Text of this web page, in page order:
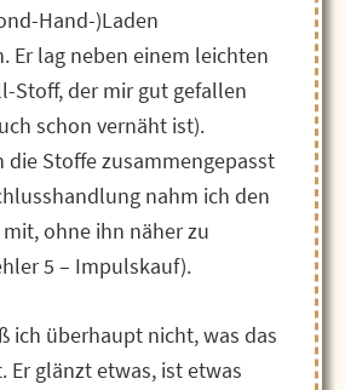
Hand-)Laden
Er lag neben einem leichten
Stoff, der mir gut gefallen
schon vernäht ist).
die Stoffe zusammengepasst
nahm ich den
ohne ihn näher zu
5 – Impulskauf).
ich überhaupt nicht, was das
Er glänzt etwas, ist etwas